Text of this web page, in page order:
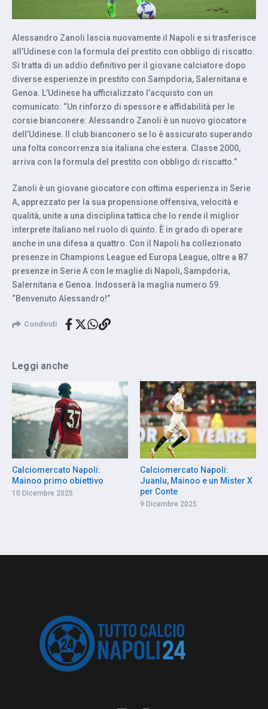
Alessandro Zanoli lascia nuovamente il Napoli e si trasferisce
all’Udinese con la formula del prestito con obbligo di riscatto.
Si tratta di un addio definitivo per il giovane calciatore dopo
diverse esperienze in prestito con Sampdoria, Salernitana e
Genoa. L’Udinese ha ufficializzato l’acquisto con un
comunicato: “Un rinforzo di spessore e affidabilità per le
corsie bianconere: Alessandro Zanoli è un nuovo giocatore
dell’Udinese. Il club bianconero se lo è assicurato superando
una folta concorrenza sia italiana che estera. Classe 2000,
arriva con la formula del prestito con obbligo di riscatto.”
Zanoli è un giovane giocatore con ottima esperienza in Serie
A, apprezzato per la sua propensione offensiva, velocità e
qualità, unite a una disciplina tattica che lo rende il miglior
interprete italiano nel ruolo di quinto. È in grado di operare
anche in una difesa a quattro. Con il Napoli ha collezionato
presenze in Champions League ed Europa League, oltre a 87
presenze in Serie A con le maglie di Napoli, Sampdoria,
Salernitana e Genoa. Indosserà la maglia numero 59.
“Benvenuto Alessandro!”
Condividi
Leggi anche
Calciomercato Napoli:
Mainoo primo obiettivo
10 Dicembre 2025
Calciomercato Napoli:
Juanlu, Mainoo e un Mister X
per Conte
9 Dicembre 2025